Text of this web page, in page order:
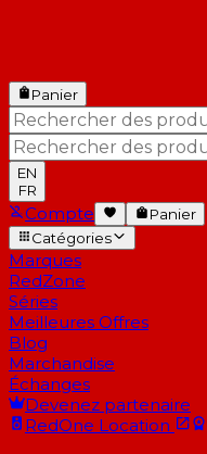
Panier
EN
FR
Compte
Panier
Catégories
Marques
RedZone
Séries
Meilleures Offres
Blog
Marchandise
Échanges
Devenez partenaire
RedOne Location